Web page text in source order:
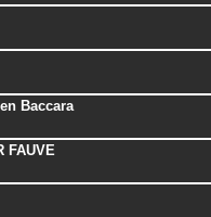
Baccara
FAUVE